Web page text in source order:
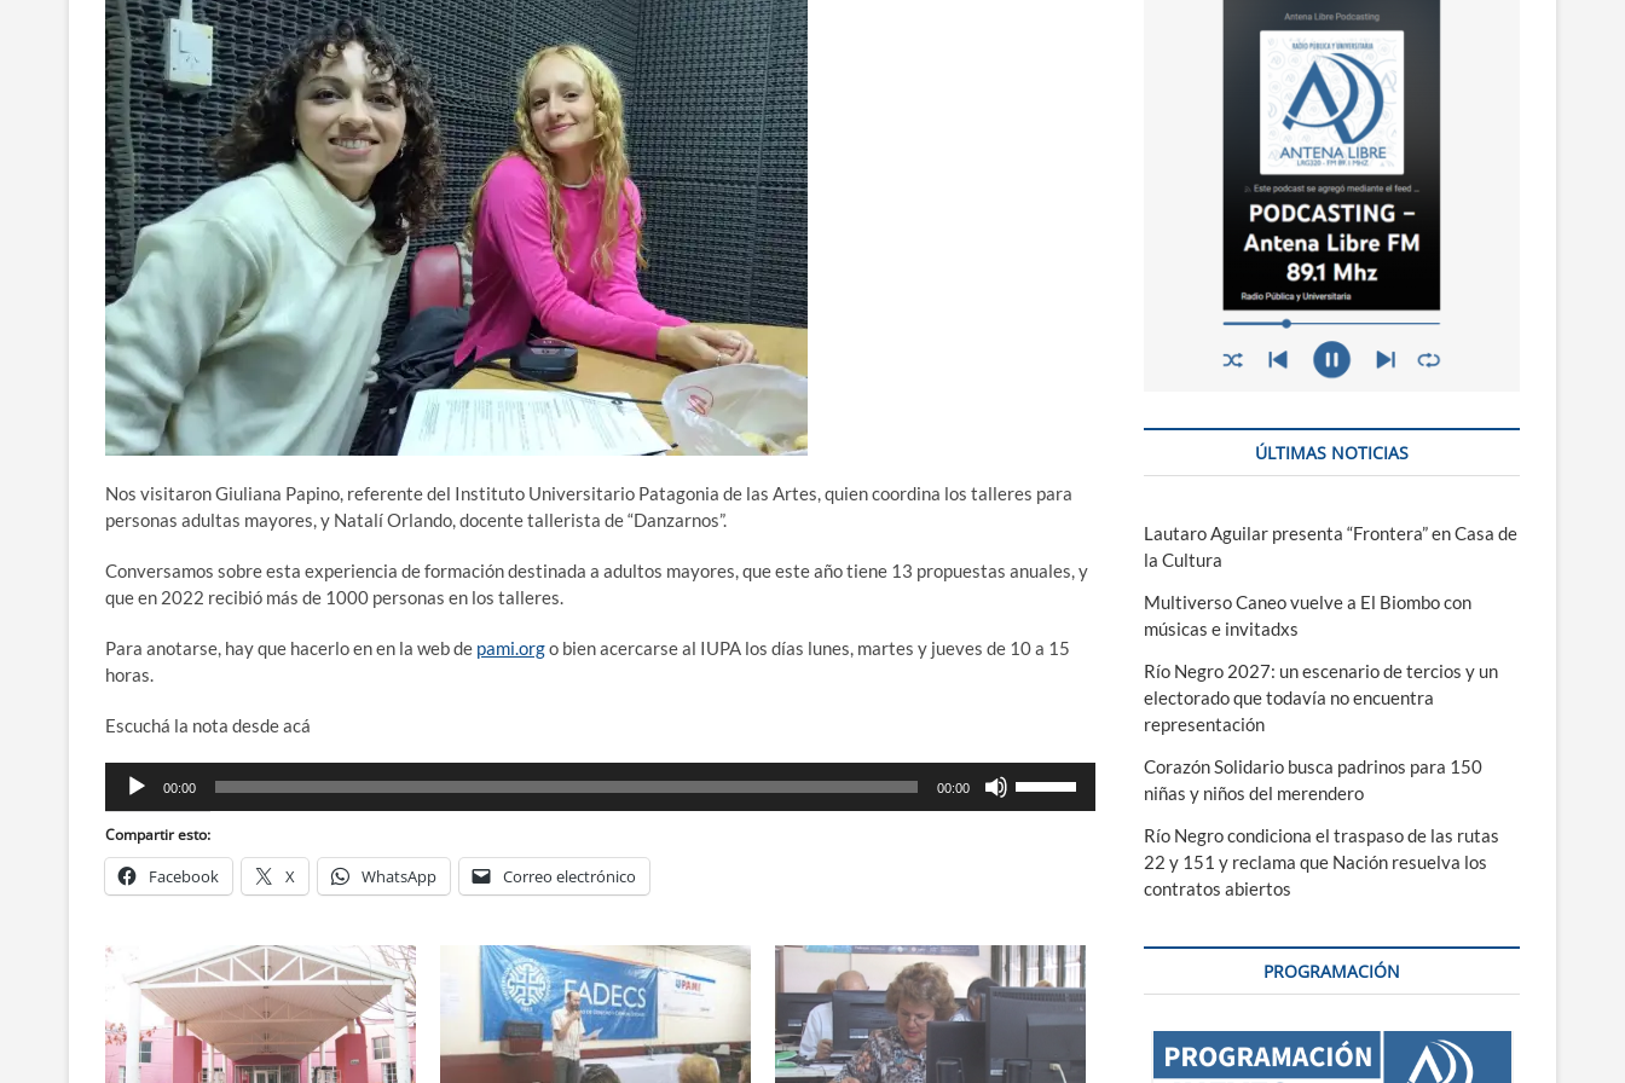
Nos visitaron Giuliana Papino, referente del Instituto Universitario Patagonia de las Artes, quien coordina los talleres para
personas adultas mayores, y Natalí Orlando, docente tallerista de “Danzarnos”.
Conversamos sobre esta experiencia de formación destinada a adultos mayores, que este año tiene 13 propuestas anuales, y
que en 2022 recibió más de 1000 personas en los talleres.
Para anotarse, hay que hacerlo en en la web de pami.orgo bien acercarse al IUPA los días lunes, martes y jueves de 10 a 15
horas.
Escuchá la nota desde acá
Reproductor
audio
00:00 00:00
aumentar
o
disminuir
volumen.
Compartir esto:
Facebook X WhatsApp Correo electrónico
ÚLTIMAS NOTICIAS
Lautaro Aguilar presenta “Frontera” en Casa de
la Cultura
Multiverso Caneo vuelve a El Biombo con
músicas e invitadxs
Río Negro 2027: un escenario de tercios y un
electorado que todavía no encuentra
representación
Corazón Solidario busca padrinos para 150
niñas y niños del merendero
Río Negro condiciona el traspaso de las rutas
22 y 151 y reclama que Nación resuelva los
contratos abiertos
PROGRAMACIÓN